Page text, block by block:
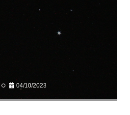
04/10/2023